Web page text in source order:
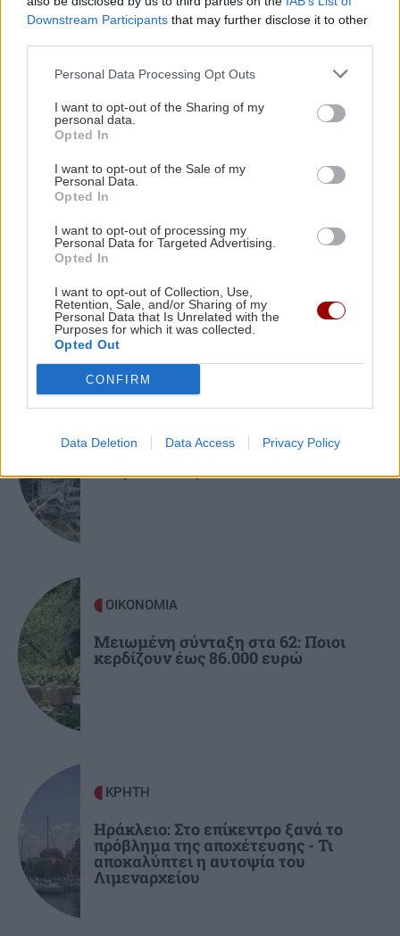
Downstream Participants that may further disclose it to other
Personal Data Processing Opt Outs
I want to opt-out of the Sharing of my
personal data.
Opted In
I want to opt-out of the Sale of my
Personal Data.
Opted In
I want to opt-out of processing my
Personal Data for Targeted Advertising.
Opted In
I want to opt-out of Collection, Use,
Retention, Sale, and/or Sharing of my
Personal Data that Is Unrelated with the
Purposes for which it was collected.
Opted Out
CONFIRM
Data Deletion Data Access Privacy Policy
της αποχέτευσης - Τι αποκαλύπτει η αυτοψία
Στα Χανιά (φωτο)
08:49
ΚΟΙΝΩΝΙΑ
Τροχαίο στην Αθηνών-Σουνίου: Μηχανή ΔΙΑΣ
τραυματίες
ΚΟΣΜΟΣ
Ιράν: «Δεν ανοίγουν τα Στενά του Ορμούζ αν
δεν αλλάξουν στάση οι ΗΠΑ»
08:23
Τραγωδία στον Κάβρο Χανίων - Νεκρή 62χρονη
τουρίστρια στη θάλασσα
Ηράκλειο: Συγκίνηση στην εορτή του Αγίου
Μύρωνος - Χειροτονία νέου πρεσβυτέρου
ΓΥΝΑΙΚΑ
Τα ζώδια της Κυριακής
ΚΡΗΤΗ
πυρκαγιάς – Πού απαγορεύεται η κυκλοφορία
ΠΕΡΙΣΣΟΤΕΡΑ
Περού: 13 νεκροί σε τροχαίο –
Ανάμεσά τους και παιδιά
ΟΙΚΟΝΟΜΙΑ
Μειωμένη σύνταξη στα 62: Ποιοι
κερδίζουν έως 86.000 ευρώ
ΚΡΗΤΗ
Ηράκλειο: Στο επίκεντρο ξανά το
πρόβλημα της αποχέτευσης - Τι
αποκαλύπτει η αυτοψία του
Λιμεναρχείου